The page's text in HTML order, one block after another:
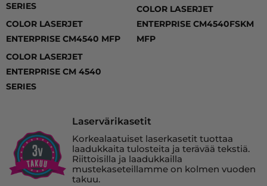
SERIES
COLOR LASERJET
ENTERPRISE CM4540 MFP
COLOR LASERJET
ENTERPRISE CM 4540
SERIES
COLOR LASERJET
ENTERPRISE CM4540FSKM
MFP
Laservärikasetit
Korkealaatuiset laserkasetit tuottaa
laadukkaita tulosteita ja terävää tekstiä.
Riittoisilla ja laadukkailla
mustekaseteillamme on kolmen vuoden
takuu.